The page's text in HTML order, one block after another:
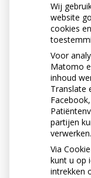
Indien in het
kan het soms
tandwortel in de
klachten
tandarts zien of
bevindt. Ook van
gemaakt
wortelresten in
deze worden
« Terug naar het
Wij
website
cookies
Voor
Matomo
inhoud
Translate
partijen
verwerken.
Via
kunt u op
intrekken